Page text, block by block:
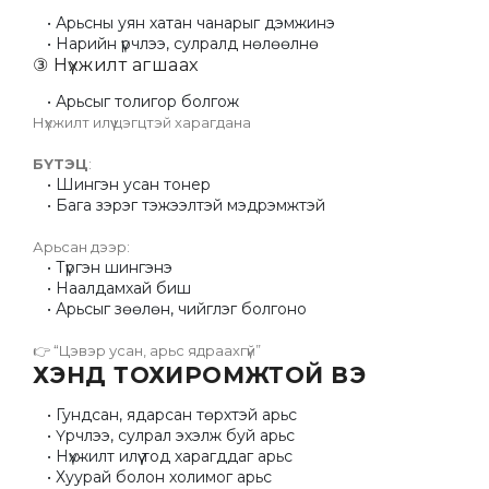
Арьсны уян хатан чанарыг дэмжинэ
Нарийн үрчлээ, сулралд нөлөөлнө
③ Нүхжилт агшаах
Арьсыг толигор болгож
Нүхжилт илүү цэгцтэй харагдана
БҮТЭЦ:
Шингэн усан тонер
Бага зэрэг тэжээлтэй мэдрэмжтэй
Арьсан дээр:
Түргэн шингэнэ
Наалдамхай биш
Арьсыг зөөлөн, чийглэг болгоно
👉 “Цэвэр усан, арьс ядраахгүй”
ХЭНД ТОХИРОМЖТОЙ ВЭ
Гундсан, ядарсан төрхтэй арьс
Үрчлээ, сулрал эхэлж буй арьс
Нүхжилт илүү тод харагддаг арьс
Хуурай болон холимог арьс